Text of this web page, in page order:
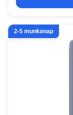
2-5 munkanap